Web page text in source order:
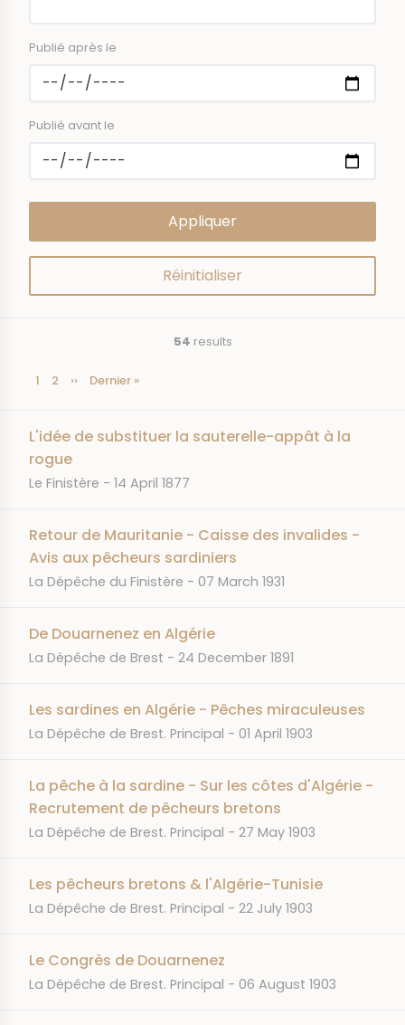
Publié après le
Publié avant le
54 results
Pagination
Current
1 Page
2
Next
››
Last
Dernier »
L'idée de substituer la sauterelle-appât à la
rogue
JOURNAL
Le Finistère DATE
14 April 1877
Retour de Mauritanie - Caisse des invalides -
Avis aux pêcheurs sardiniers
JOURNAL
La Dépêche du Finistère DATE
07 March 1931
De Douarnenez en Algérie
JOURNAL
La Dépêche de Brest DATE
24 December 1891
Les sardines en Algérie - Pêches miraculeuses
JOURNAL
La Dépêche de Brest. Principal DATE
01 April 1903
La pêche à la sardine - Sur les côtes d'Algérie -
Recrutement de pêcheurs bretons
JOURNAL
La Dépêche de Brest. Principal DATE
27 May 1903
Les pêcheurs bretons & l'Algérie-Tunisie
JOURNAL
La Dépêche de Brest. Principal DATE
22 July 1903
Le Congrès de Douarnenez
JOURNAL
La Dépêche de Brest. Principal DATE
06 August 1903